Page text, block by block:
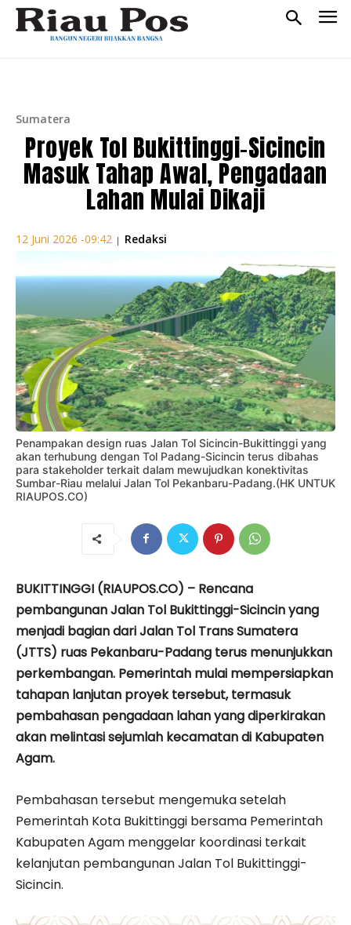
Sumatera
Proyek Tol Bukittinggi-Sicincin
Masuk Tahap Awal, Pengadaan
Lahan Mulai Dikaji
12 Juni 2026 -09:42 | Redaksi
Penampakan design ruas Jalan Tol Sicincin-Bukittinggi yang
akan terhubung dengan Tol Padang-Sicincin terus dibahas
para stakeholder terkait dalam mewujudkan konektivitas
Sumbar-Riau melalui Jalan Tol Pekanbaru-Padang.(HK UNTUK
RIAUPOS.CO)
BUKITTINGGI (RIAUPOS.CO) – Rencana
pembangunan Jalan Tol Bukittinggi-Sicincin yang
menjadi bagian dari Jalan Tol Trans Sumatera
(JTTS) ruas Pekanbaru-Padang terus menunjukkan
perkembangan. Pemerintah mulai mempersiapkan
tahapan lanjutan proyek tersebut, termasuk
pembahasan pengadaan lahan yang diperkirakan
akan melintasi sejumlah kecamatan di Kabupaten
Agam.
Pembahasan tersebut mengemuka setelah
Pemerintah Kota Bukittinggi bersama Pemerintah
Kabupaten Agam menggelar koordinasi terkait
kelanjutan pembangunan Jalan Tol Bukittinggi-
Sicincin.